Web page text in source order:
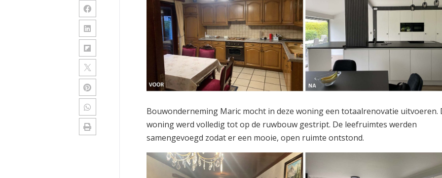
Bouwonderneming Maric mocht in deze woning een totaalrenovatie uitvoeren.
woning werd volledig tot op de ruwbouw gestript. De leefruimtes werden
samengevoegd zodat er een mooie, open ruimte ontstond.